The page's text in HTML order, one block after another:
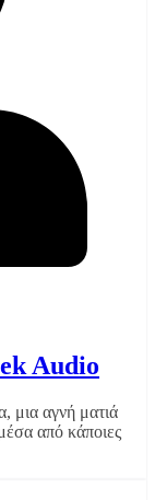
Audio
μια αγνή ματιά
μέσα από κάποιες